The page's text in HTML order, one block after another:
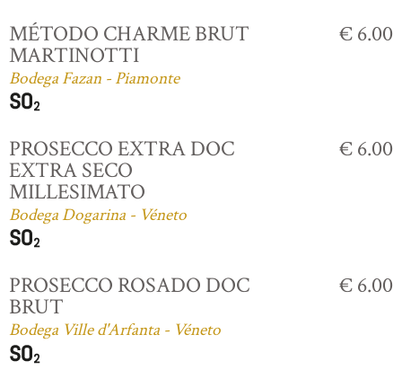
MÉTODO CHARME BRUT
MARTINOTTI
Bodega Fazan - Piamonte
€ 6.00
PROSECCO EXTRA DOC
EXTRA SECO
MILLESIMATO
Bodega Dogarina - Véneto
€ 6.00
PROSECCO ROSADO DOC
BRUT
Bodega Ville d'Arfanta - Véneto
€ 6.00